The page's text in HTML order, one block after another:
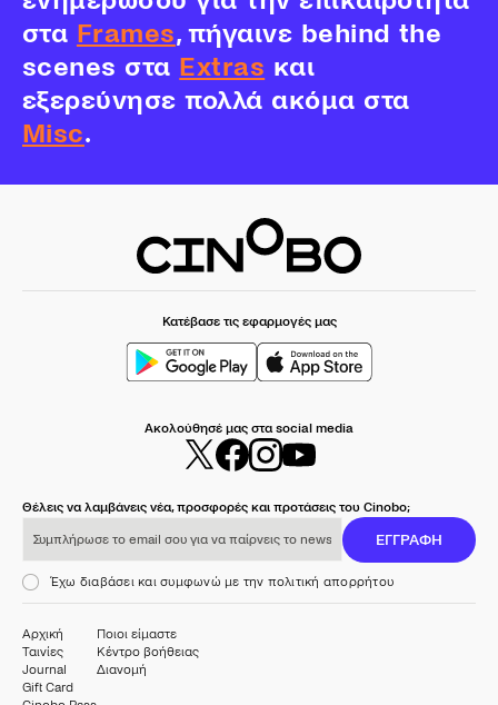
στα Frames, πήγαινε behind the
scenes στα Extras και
εξερεύνησε πολλά ακόμα στα
Misc.
Κατέβασε τις εφαρμογές μας
Ακολούθησέ μας στα social media
Θέλεις να λαμβάνεις νέα, προσφορές και προτάσεις του Cinobo;
ΕΓΓΡΑΦΗ
Έχω διαβάσει και συμφωνώ με την πολιτική απορρήτου
Αρχική
Ταινίες
Journal
Gift Card
Ποιοι είμαστε
Κέντρο βοήθειας
Διανομή